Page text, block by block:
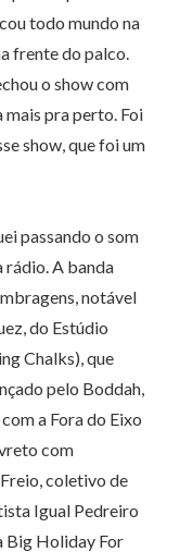
todo mundo na
frente do palco.
o show com
mais pra perto. Foi
show, que foi um
passando o som
rádio. A banda
notável
do Estúdio
Chalks), que
pelo Boddah,
a Fora do Eixo
com
coletivo de
Igual Pedreiro
Big Holiday For